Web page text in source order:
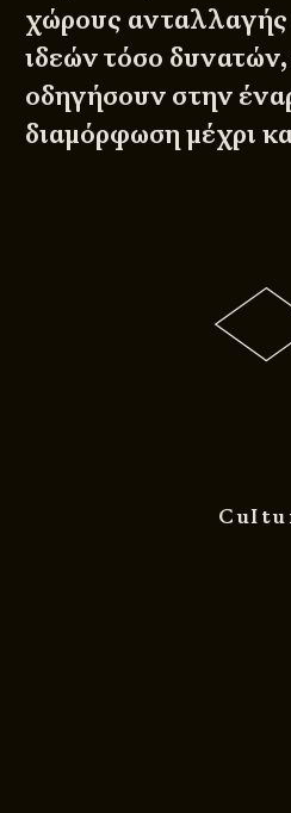
χώρους
ιδεών τόσο
οδηγήσουν στην
διαμόρφωση μέχρι